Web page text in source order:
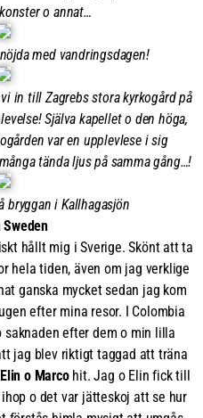
o annat…
med vandringsdagen!
in till Zagrebs stora kyrkogård på
Själva kapellet o den höga,
var en upplevlese i sig
tända ljus på samma gång…!
bryggan i Kallhagasjön
hållt mig i Sverige. Skönt att ta
hela tiden, även om jag verklige
ganska mycket sedan jag kom
efter mina resor. I Colombia
saknaden efter dem o min lilla
jag blev riktigt taggad att träna
Elin o Marcohit. Jag o Elin fick till
o det var jätteskoj att se hur